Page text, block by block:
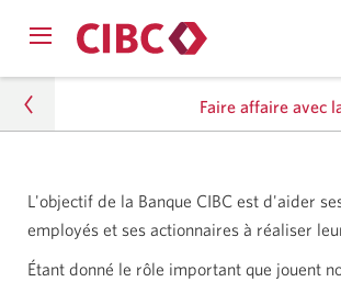
Passer
à
bancaires
en
direct
Passer
au
navigation
menu.
Durabilité
Faire affaire avec
L'objectif de la Banque CIBC est d'aider
employés et ses actionnaires à réaliser
Étant donné le rôle important que jouent